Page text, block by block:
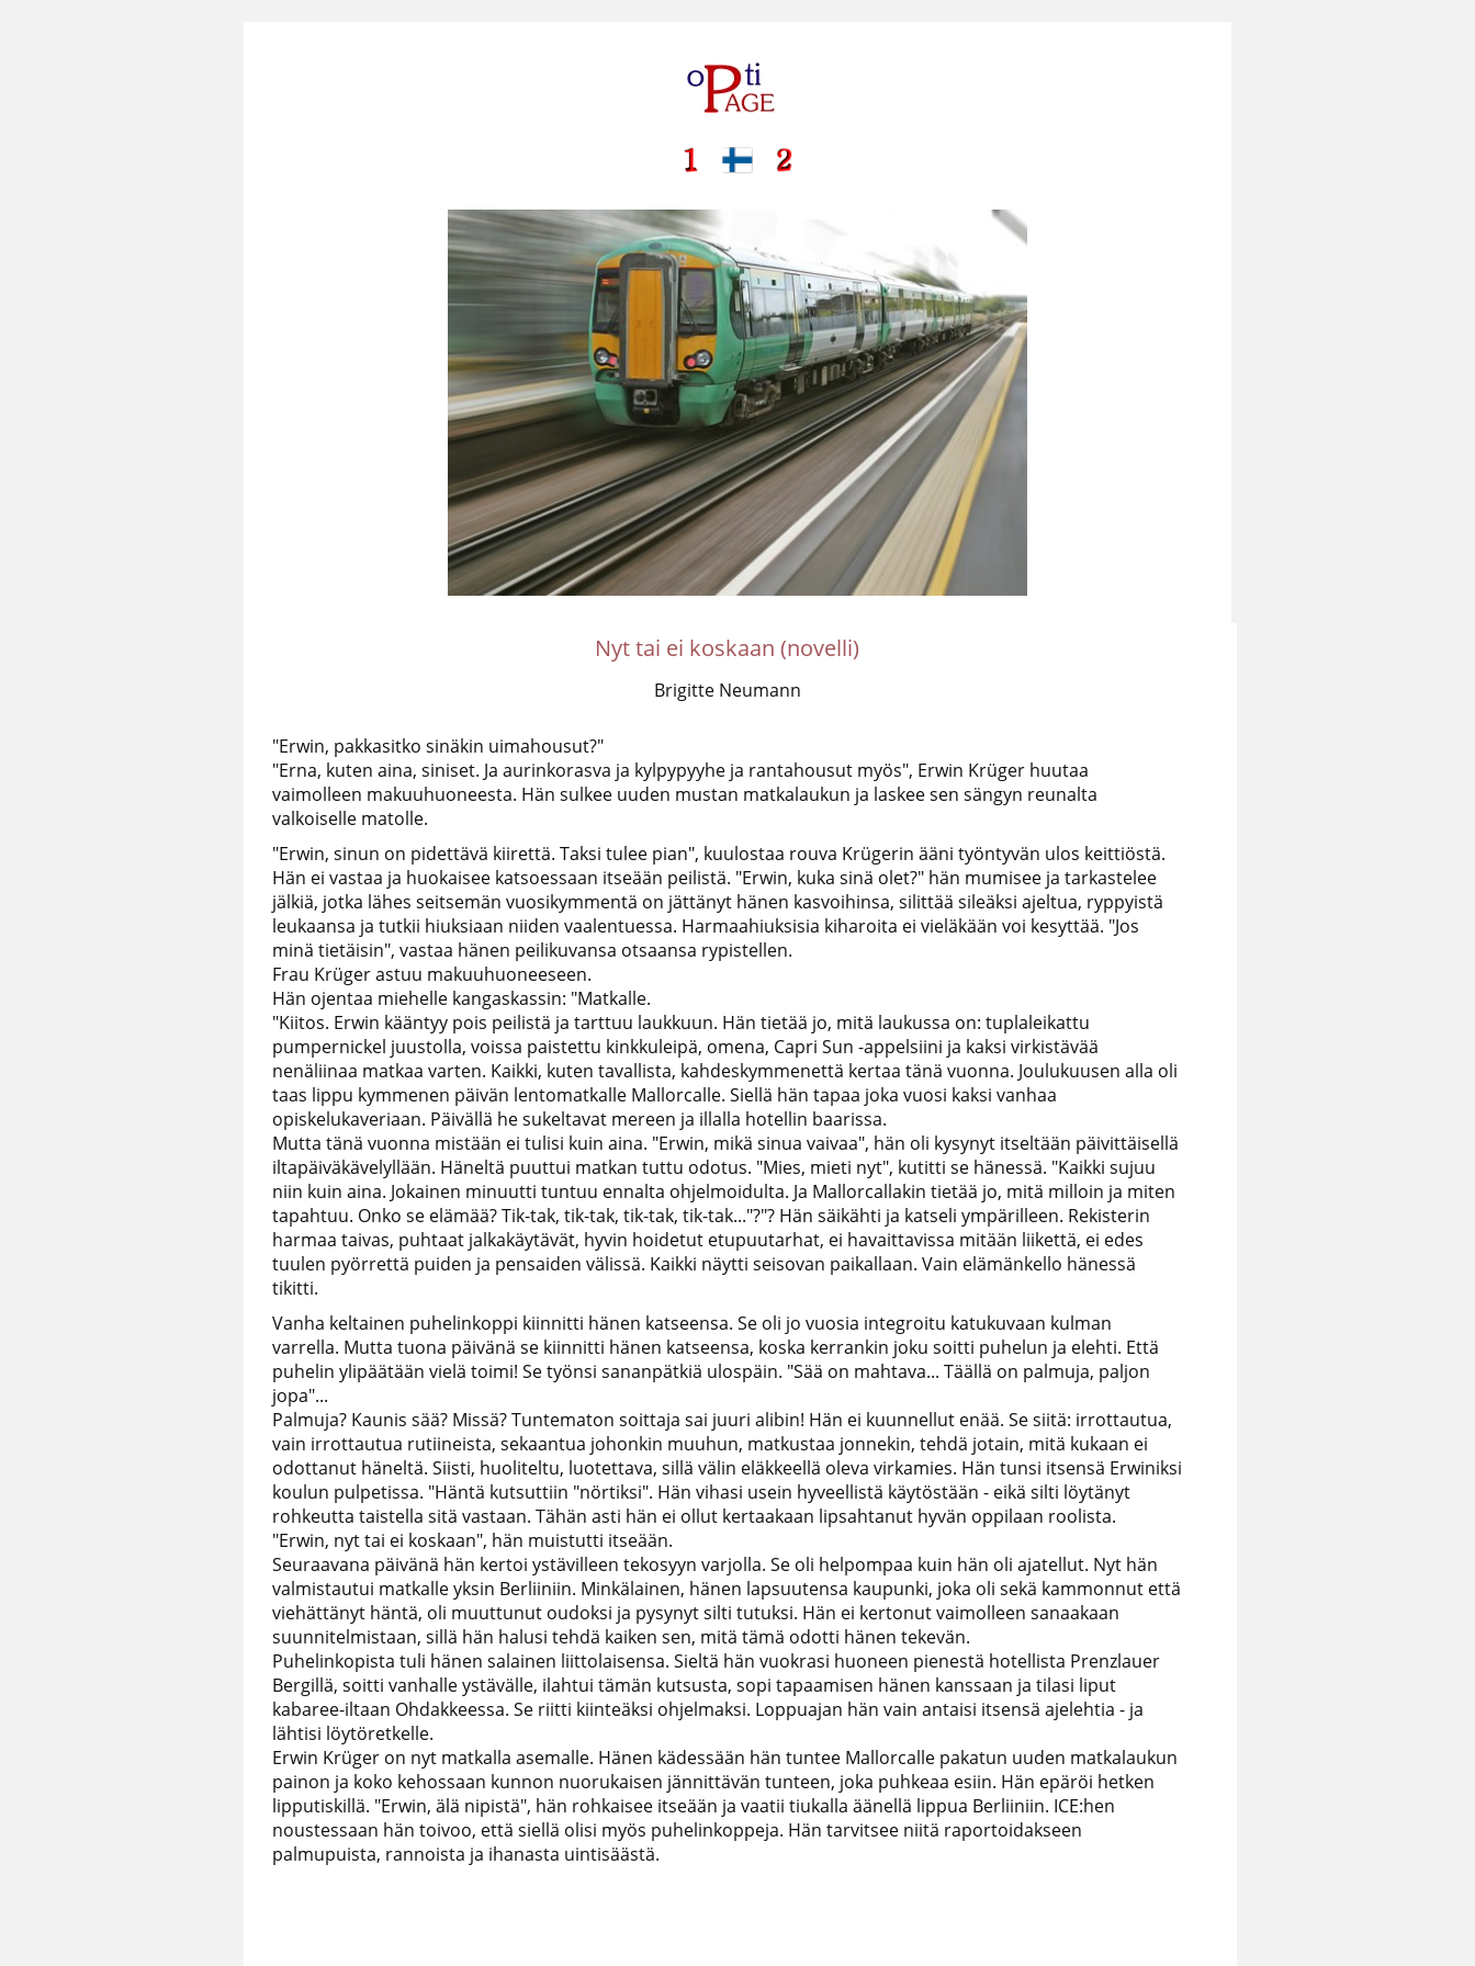
Nyt tai ei koskaan (novelli)
Brigitte Neumann
"Erwin, pakkasitko sinäkin uimahousut?"
"Erna, kuten aina, siniset. Ja aurinkorasva ja kylpypyyhe ja rantahousut myös", Erwin Krüger huutaa
vaimolleen makuuhuoneesta. Hän sulkee uuden mustan matkalaukun ja laskee sen sängyn reunalta
valkoiselle matolle.
"Erwin, sinun on pidettävä kiirettä. Taksi tulee pian", kuulostaa rouva Krügerin ääni työntyvän ulos keittiöstä.
Hän ei vastaa ja huokaisee katsoessaan itseään peilistä. "Erwin, kuka sinä olet?" hän mumisee ja tarkastelee
jälkiä, jotka lähes seitsemän vuosikymmentä on jättänyt hänen kasvoihinsa, silittää sileäksi ajeltua, ryppyistä
leukaansa ja tutkii hiuksiaan niiden vaalentuessa. Harmaahiuksisia kiharoita ei vieläkään voi kesyttää. "Jos
minä tietäisin", vastaa hänen peilikuvansa otsaansa rypistellen.
Frau Krüger astuu makuuhuoneeseen.
Hän ojentaa miehelle kangaskassin: "Matkalle.
"Kiitos. Erwin kääntyy pois peilistä ja tarttuu laukkuun. Hän tietää jo, mitä laukussa on: tuplaleikattu
pumpernickel juustolla, voissa paistettu kinkkuleipä, omena, Capri Sun -appelsiini ja kaksi virkistävää
nenäliinaa matkaa varten. Kaikki, kuten tavallista, kahdeskymmenettä kertaa tänä vuonna. Joulukuusen alla oli
taas lippu kymmenen päivän lentomatkalle Mallorcalle. Siellä hän tapaa joka vuosi kaksi vanhaa
opiskelukaveriaan. Päivällä he sukeltavat mereen ja illalla hotellin baarissa.
Mutta tänä vuonna mistään ei tulisi kuin aina. "Erwin, mikä sinua vaivaa", hän oli kysynyt itseltään päivittäisellä
iltapäiväkävelyllään. Häneltä puuttui matkan tuttu odotus. "Mies, mieti nyt", kutitti se hänessä. "Kaikki sujuu
niin kuin aina. Jokainen minuutti tuntuu ennalta ohjelmoidulta. Ja Mallorcallakin tietää jo, mitä milloin ja miten
tapahtuu. Onko se elämää? Tik-tak, tik-tak, tik-tak, tik-tak..."?"? Hän säikähti ja katseli ympärilleen. Rekisterin
harmaa taivas, puhtaat jalkakäytävät, hyvin hoidetut etupuutarhat, ei havaittavissa mitään liikettä, ei edes
tuulen pyörrettä puiden ja pensaiden välissä. Kaikki näytti seisovan paikallaan. Vain elämänkello hänessä
tikitti.
Vanha keltainen puhelinkoppi kiinnitti hänen katseensa. Se oli jo vuosia integroitu katukuvaan kulman
varrella. Mutta tuona päivänä se kiinnitti hänen katseensa, koska kerrankin joku soitti puhelun ja elehti. Että
puhelin ylipäätään vielä toimi! Se työnsi sananpätkiä ulospäin. "Sää on mahtava... Täällä on palmuja, paljon
jopa"...
Palmuja? Kaunis sää? Missä? Tuntematon soittaja sai juuri alibin! Hän ei kuunnellut enää. Se siitä: irrottautua,
vain irrottautua rutiineista, sekaantua johonkin muuhun, matkustaa jonnekin, tehdä jotain, mitä kukaan ei
odottanut häneltä. Siisti, huoliteltu, luotettava, sillä välin eläkkeellä oleva virkamies. Hän tunsi itsensä Erwiniksi
koulun pulpetissa. "Häntä kutsuttiin "nörtiksi". Hän vihasi usein hyveellistä käytöstään - eikä silti löytänyt
rohkeutta taistella sitä vastaan. Tähän asti hän ei ollut kertaakaan lipsahtanut hyvän oppilaan roolista.
"Erwin, nyt tai ei koskaan", hän muistutti itseään.
Seuraavana päivänä hän kertoi ystävilleen tekosyyn varjolla. Se oli helpompaa kuin hän oli ajatellut. Nyt hän
valmistautui matkalle yksin Berliiniin. Minkälainen, hänen lapsuutensa kaupunki, joka oli sekä kammonnut että
viehättänyt häntä, oli muuttunut oudoksi ja pysynyt silti tutuksi. Hän ei kertonut vaimolleen sanaakaan
suunnitelmistaan, sillä hän halusi tehdä kaiken sen, mitä tämä odotti hänen tekevän.
Puhelinkopista tuli hänen salainen liittolaisensa. Sieltä hän vuokrasi huoneen pienestä hotellista Prenzlauer
Bergillä, soitti vanhalle ystävälle, ilahtui tämän kutsusta, sopi tapaamisen hänen kanssaan ja tilasi liput
kabaree-iltaan Ohdakkeessa. Se riitti kiinteäksi ohjelmaksi. Loppuajan hän vain antaisi itsensä ajelehtia - ja
lähtisi löytöretkelle.
Erwin Krüger on nyt matkalla asemalle. Hänen kädessään hän tuntee Mallorcalle pakatun uuden matkalaukun
painon ja koko kehossaan kunnon nuorukaisen jännittävän tunteen, joka puhkeaa esiin. Hän epäröi hetken
lipputiskillä. "Erwin, älä nipistä", hän rohkaisee itseään ja vaatii tiukalla äänellä lippua Berliiniin. ICE:hen
noustessaan hän toivoo, että siellä olisi myös puhelinkoppeja. Hän tarvitsee niitä raportoidakseen
palmupuista, rannoista ja ihanasta uintisäästä.